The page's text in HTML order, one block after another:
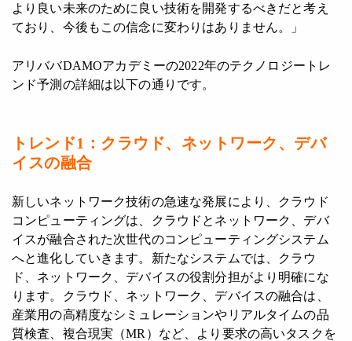
より良い未来のために良い技術を開発するべきだと考え
ており、今後もこの信念に変わりはありません。」
アリババDAMOアカデミーの2022年のテクノロジートレ
ンド予測の詳細は以下の通りです。
トレンド1：クラウド、ネットワーク、デバ
イスの融合
新しいネットワーク技術の急速な発展により、クラウド
コンピューティングは、クラウドとネットワーク、デバ
イスが融合された次世代のコンピューティングシステム
へと進化していきます。新たなシステムでは、クラウ
ド、ネットワーク、デバイスの役割分担がより明確にな
ります。クラウド、ネットワーク、デバイスの融合は、
産業用の高精度なシミュレーションやリアルタイムの品
質検査、複合現実（MR）など、より要求の高いタスクを